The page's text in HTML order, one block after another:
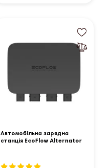
Автомобільна зарядна
станція EcoFlow Alternator